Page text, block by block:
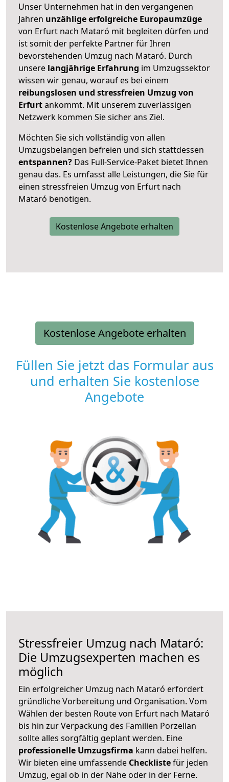
Unser Unternehmen hat in den vergangenen
Jahren unzählige erfolgreiche Europaumzüge
von Erfurt nach Mataró mit begleiten dürfen und
ist somit der perfekte Partner für Ihren
bevorstehenden Umzug nach Mataró. Durch
unsere langjährige Erfahrung im Umzugssektor
wissen wir genau, worauf es bei einem
reibungslosen und stressfreien Umzug von
Erfurtankommt. Mit unserem zuverlässigen
Netzwerk kommen Sie sicher ans Ziel.
Möchten Sie sich vollständig von allen
Umzugsbelangen befreien und sich stattdessen
entspannen? Das Full-Service-Paket bietet Ihnen
genau das. Es umfasst alle Leistungen, die Sie für
einen stressfreien Umzug von Erfurt nach
Mataró benötigen.
Kostenlose Angebote erhalten
Kostenlose Angebote erhalten
Füllen Sie jetzt das Formular aus
und erhalten Sie kostenlose
Angebote
Stressfreier Umzug nach Mataró:
Die Umzugsexperten machen es
möglich
Ein erfolgreicher Umzug nach Mataró erfordert
gründliche Vorbereitung und Organisation. Vom
Wählen der besten Route von Erfurt nach Mataró
bis hin zur Verpackung des Familien Porzellan
sollte alles sorgfältig geplant werden. Eine
professionelle Umzugsfirma kann dabei helfen.
Wir bieten eine umfassende Checklistefür jeden
Umzug, egal ob in der Nähe oder in der Ferne.